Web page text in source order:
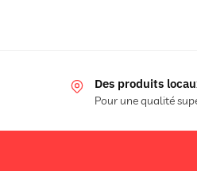
Des produits
Pour une qualité